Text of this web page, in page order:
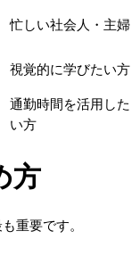
忙しい社会人・主婦
視覚的に学びたい方
通勤時間を活用した
い方
方
重要です。